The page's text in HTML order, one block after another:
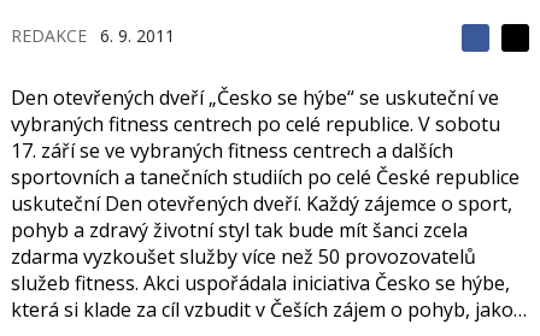
REDAKCE 6. 9. 2011
S
d
í
l
e
t
S
í
e
e
n
e
b
o
e
X
Den otevřených dveří „Česko se hýbe“ se uskuteční ve
vybraných fitness centrech po celé republice. V sobotu
17. září se ve vybraných fitness centrech a dalších
sportovních a tanečních studiích po celé České republice
uskuteční Den otevřených dveří. Každý zájemce o sport,
pohyb a zdravý životní styl tak bude mít šanci zcela
zdarma vyzkoušet služby více než 50 provozovatelů
služeb fitness. Akci uspořádala iniciativa Česko se hýbe,
která si klade za cíl vzbudit v Češích zájem o pohyb, jako…